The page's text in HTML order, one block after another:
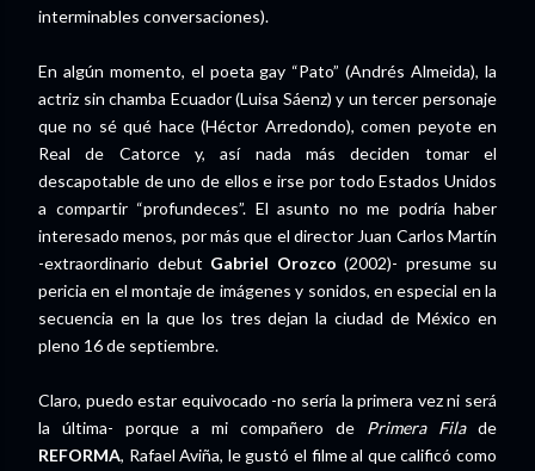
interminables conversaciones).
En algún momento, el poeta gay “Pato” (Andrés Almeida), la
actriz sin chamba Ecuador (Luisa Sáenz) y un tercer personaje
que no sé qué hace (Héctor Arredondo), comen peyote en
Real de Catorce y, así nada más deciden tomar el
descapotable de uno de ellos e irse por todo Estados Unidos
a compartir “profundeces”. El asunto no me podría haber
interesado menos, por más que el director Juan Carlos Martín
-extraordinario debut Gabriel Orozco (2002)- presume su
pericia en el montaje de imágenes y sonidos, en especial en la
secuencia en la que los tres dejan la ciudad de México en
pleno 16 de septiembre.
Claro, puedo estar equivocado -no sería la primera vez ni será
la última- porque a mi compañero de Primera Filade
REFORMA, Rafael Aviña, le gustó el filme al que calificó como